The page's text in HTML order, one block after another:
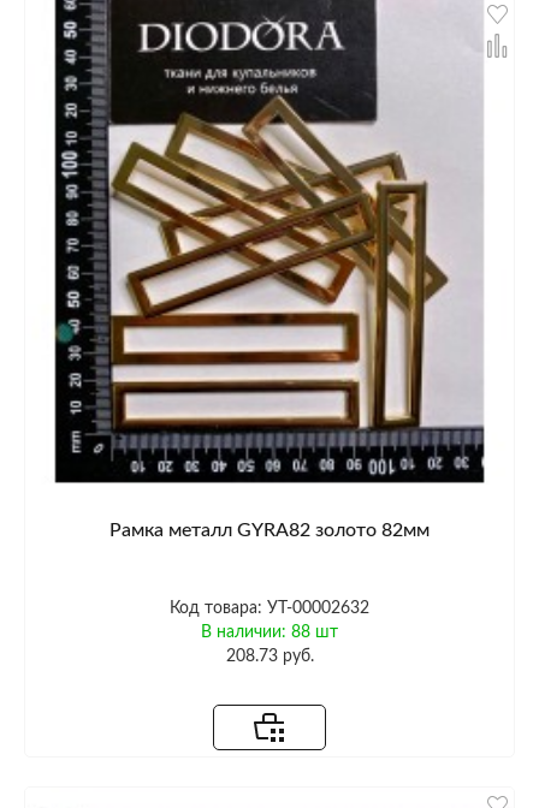
Рамка металл GYRA82 золото 82мм
Код товара: УТ-00002632
В наличии: 88 шт
208.73 руб.